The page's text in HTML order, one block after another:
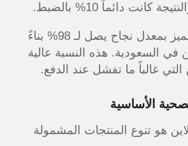
دائماً 10% بالضبط.
innova coupon code يتميز بمعدل نجاح يصل لـ 98% بناءً
السعودية. هذه النسبة عالية
التي غالباً ما تفشل عند الدفع.
الأساسية
هو تنوع المنتجات المشمولة